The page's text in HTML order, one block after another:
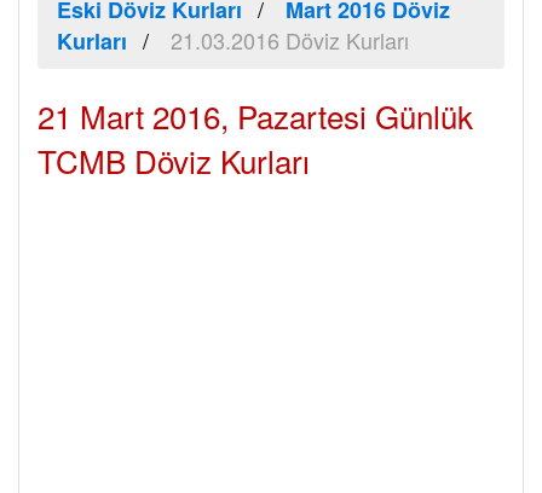
Eski Döviz Kurları
Mart 2016 Döviz
Kurları
21.03.2016 Döviz Kurları
21 Mart 2016, Pazartesi Günlük
TCMB Döviz Kurları